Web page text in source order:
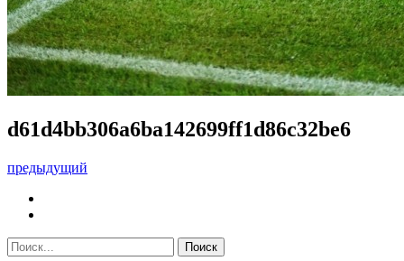
d61d4bb306a6ba142699ff1d86c32be6
предыдущий